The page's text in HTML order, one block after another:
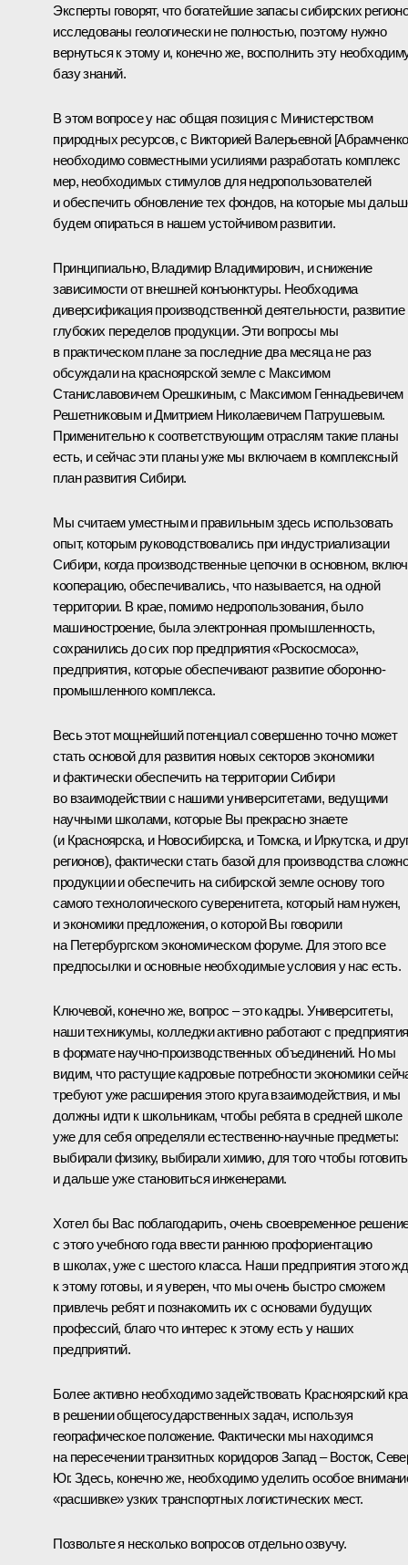
Эксперты говорят, что богатейшие запасы сибирских
исследованы геологически не полностью, поэтому нужно
вернуться к этому и, конечно же, восполнить эту
базу знаний.
В этом вопросе у нас общая позиция с Министерством
природных ресурсов, с Викторией Валерьевной
необходимо совместными усилиями разработать комплекс
мер, необходимых стимулов для недропользователей
и обеспечить обновление тех фондов, на которые мы
будем опираться в нашем устойчивом развитии.
Принципиально, Владимир Владимирович, и снижение
зависимости от внешней конъюнктуры. Необходима
диверсификация производственной деятельности, развитие
глубоких переделов продукции. Эти вопросы мы
в практическом плане за последние два месяца не раз
обсуждали на красноярской земле с Максимом
Станиславовичем Орешкиным, с Максимом Геннадьевичем
Решетниковым и Дмитрием Николаевичем Патрушевым.
Применительно к соответствующим отраслям такие планы
есть, и сейчас эти планы уже мы включаем в комплексный
план развития Сибири.
Мы считаем уместным и правильным здесь использовать
опыт, которым руководствовались при индустриализации
Сибири, когда производственные цепочки в основном,
кооперацию, обеспечивались, что называется, на одной
территории. В крае, помимо недропользования, было
машиностроение, была электронная промышленность,
сохранились до сих пор предприятия «Роскосмоса»,
предприятия, которые обеспечивают развитие оборонно-
промышленного комплекса.
Весь этот мощнейший потенциал совершенно точно может
стать основой для развития новых секторов экономики
и фактически обеспечить на территории Сибири
во взаимодействии с нашими университетами, ведущими
научными школами, которые Вы прекрасно знаете
(и Красноярска, и Новосибирска, и Томска, и Иркутска, и
регионов), фактически стать базой для производства
продукции и обеспечить на сибирской земле основу того
самого технологического суверенитета, который нам нужен,
и экономики предложения, о которой Вы говорили
на Петербургском экономическом форуме. Для этого все
предпосылки и основные необходимые условия у нас есть.
Ключевой, конечно же, вопрос – это кадры. Университеты,
наши техникумы, колледжи активно работают с
в формате научно-производственных объединений. Но мы
видим, что растущие кадровые потребности экономики
требуют уже расширения этого круга взаимодействия, и мы
должны идти к школьникам, чтобы ребята в средней школе
уже для себя определяли естественно-научные предметы:
выбирали физику, выбирали химию, для того чтобы
и дальше уже становиться инженерами.
Хотел бы Вас поблагодарить, очень своевременное
с этого учебного года ввести раннюю профориентацию
в школах, уже с шестого класса. Наши предприятия этого
к этому готовы, и я уверен, что мы очень быстро сможем
привлечь ребят и познакомить их с основами будущих
профессий, благо что интерес к этому есть у наших
предприятий.
Более активно необходимо задействовать Красноярский
в решении общегосударственных задач, используя
географическое положение. Фактически мы находимся
на пересечении транзитных коридоров Запад – Восток,
Юг. Здесь, конечно же, необходимо уделить особое
«расшивке» узких транспортных логистических мест.
Позвольте я несколько вопросов отдельно озвучу.